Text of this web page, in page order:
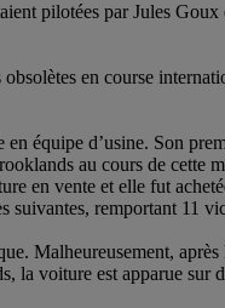
pilotées par Jules
en course
équipe d’usine. Son
au cours de cette
en vente et elle fut
remportant 11
Malheureusement,
la voiture est apparue sur